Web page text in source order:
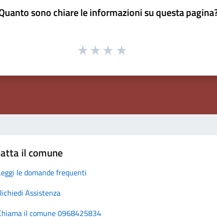
sono chiare le informazioni su questa
il comune
le domande frequenti
Assistenza
il comune 0968425834